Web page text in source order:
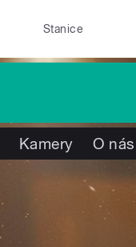
Stanice
Kamery O nás